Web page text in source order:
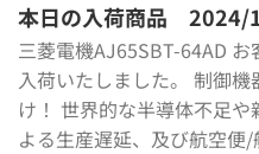
本日の入荷商品 2024/
三菱電機AJ65SBT-64AD お
入荷いたしました。 制御
け！ 世界的な半導体不足
よる生産遅延、及び航空便/